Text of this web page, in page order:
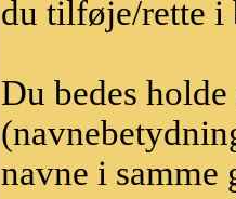
du tilføje/rette i
Du bedes
navne i samme